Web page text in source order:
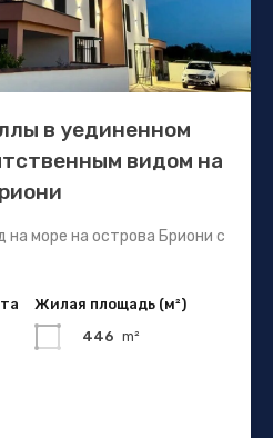
в уединенном
видом на
на море на острова Бриони с
Жилая площадь (м²)
446 m²